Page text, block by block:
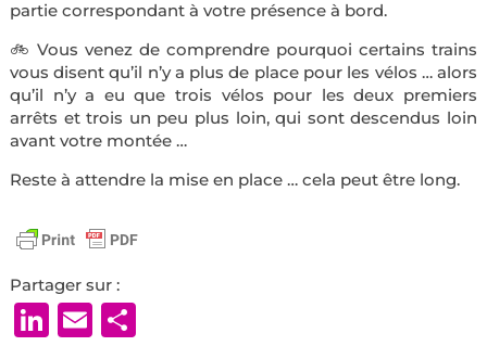
partie correspondant à votre présence à bord.
🚲 Vous venez de comprendre pourquoi certains trains
vous disent qu’il n’y a plus de place pour les vélos … alors
qu’il n’y a eu que trois vélos pour les deux premiers
arrêts et trois un peu plus loin, qui sont descendus loin
avant votre montée …
Reste à attendre la mise en place … cela peut être long.
Partager sur :
LinkedIn
EmailPartager